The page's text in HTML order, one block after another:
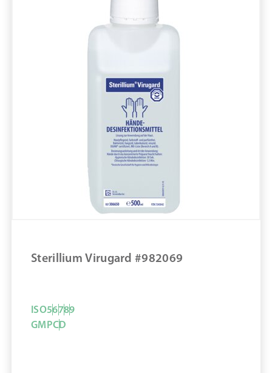
pure11 Nr.: 1109206, Marke: Bode
Größe 20STK
Volumen in ml: 500 mL
Bakterizid (Einwirkzeit in min.): 1,5 min
Behälterform: Flasche
Sterillium #1066502
ZUM PRODUKT
Sterillium Virugard #982069
ISO56789
GMPCD